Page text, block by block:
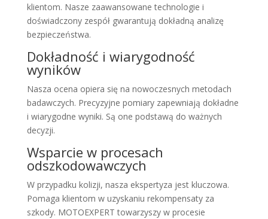
klientom. Nasze zaawansowane technologie i
doświadczony zespół gwarantują dokładną analizę
bezpieczeństwa.
Dokładność i wiarygodność
wyników
Nasza ocena opiera się na nowoczesnych metodach
badawczych. Precyzyjne pomiary zapewniają dokładne
i wiarygodne wyniki. Są one podstawą do ważnych
decyzji.
Wsparcie w procesach
odszkodowawczych
W przypadku kolizji, nasza ekspertyza jest kluczowa.
Pomaga klientom w uzyskaniu rekompensaty za
szkody. MOTOEXPERT towarzyszy w procesie